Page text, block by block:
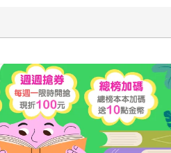
1500萬冊《鴻》最新系列作）